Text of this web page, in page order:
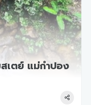
เตย์ แม่กำปอง